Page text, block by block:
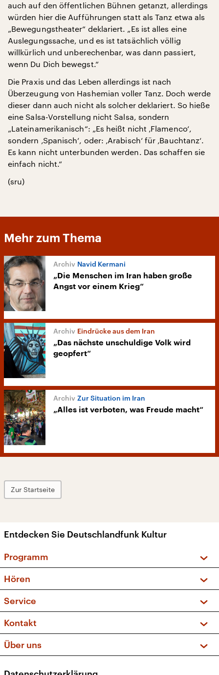
auch auf den öffentlichen Bühnen getanzt, allerdings
würden hier die Aufführungen statt als Tanz etwa als
„Bewegungstheater“ deklariert. „Es ist alles eine
Auslegungssache, und es ist tatsächlich völlig
willkürlich und unberechenbar, was dann passiert,
wenn Du Dich bewegst.“
Die Praxis und das Leben allerdings ist nach
Überzeugung von Hashemian voller Tanz. Doch werde
dieser dann auch nicht als solcher deklariert. So hieße
eine Salsa-Vorstellung nicht Salsa, sondern
„Lateinamerikanisch“: „Es heißt nicht ‚Flamenco‘,
sondern ‚Spanisch‘, oder: ‚Arabisch‘ für ‚Bauchtanz‘.
Es kann nicht unterbunden werden. Das schaffen sie
einfach nicht.“
(sru)
Mehr zum Thema
Navid Kermani
„Die Menschen im Iran haben große
Angst vor einem Krieg“
Eindrücke aus dem Iran
„Das nächste unschuldige Volk wird
geopfert“
Zur Situation im Iran
„Alles ist verboten, was Freude macht“
Zur Startseite
Entdecken Sie Deutschlandfunk Kultur
Programm
Sendungen und Podcasts
Musikliste
Kakadu – Das Kinderprogramm
Hören
Frequenzen (UKW + DAB+)
Service
FAQ
Apps
Newsletter
Kontakt
Social Media
Über uns